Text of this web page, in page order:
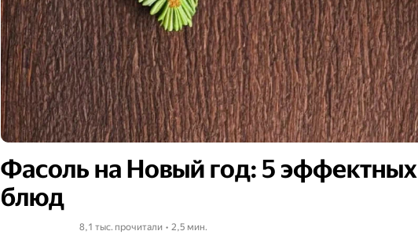
Фасоль на Новый год: 5 эффектных
блюд
8,1 тыс. прочитали • 2,5 мин.